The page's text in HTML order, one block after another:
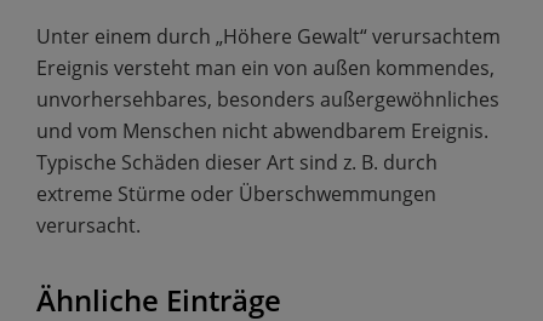
Unter einem durch „Höhere Gewalt“ verursachtem
Ereignis versteht man ein von außen kommendes,
unvorhersehbares, besonders außergewöhnliches
und vom Menschen nicht abwendbarem Ereignis.
Typische Schäden dieser Art sind z. B. durch
extreme Stürme oder Überschwemmungen
verursacht.
Ähnliche Einträge